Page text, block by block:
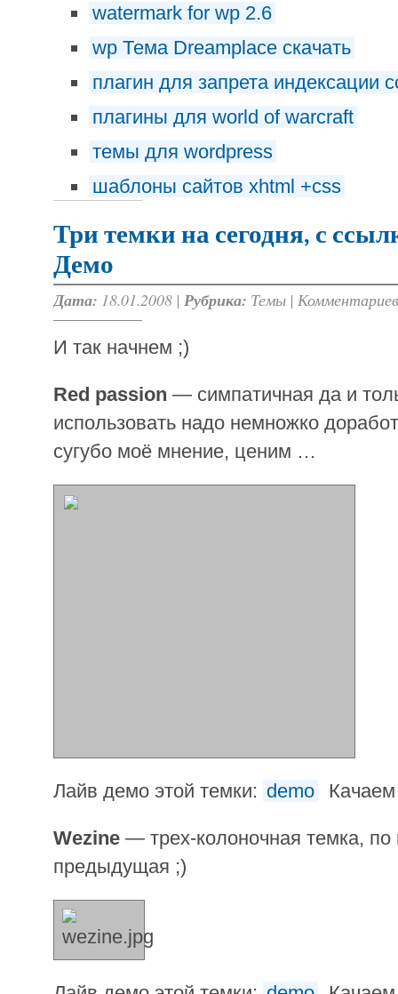
watermark for wp 2.6
wp Тема Dreamplace скачать
плагин для запрета индексации
плагины для world of warcraft
темы для wordpress
шаблоны сайтов xhtml +css
Три темки на сегодня, с
Демо
Дата: 18.01.2008 | Рубрика: Темы |
И так начнем ;)
Red passion — симпатичная да и
использовать надо немножко
сугубо моё мнение, ценим …
Лайв демо этой темки: demo
Wezine — трех-колоночная темка,
предыдущая ;)